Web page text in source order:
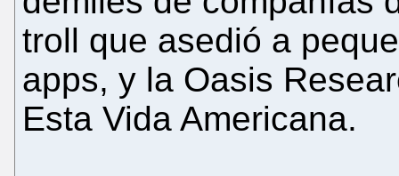
troll que asedió a
apps, y la Oasis
Esta Vida Americana.